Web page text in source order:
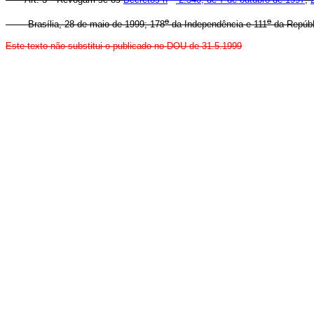
Brasília, 28 de maio de 1999; 178oda Independência e 111oda
Este texto não substitui o publicado no DOU de 31.5.1999